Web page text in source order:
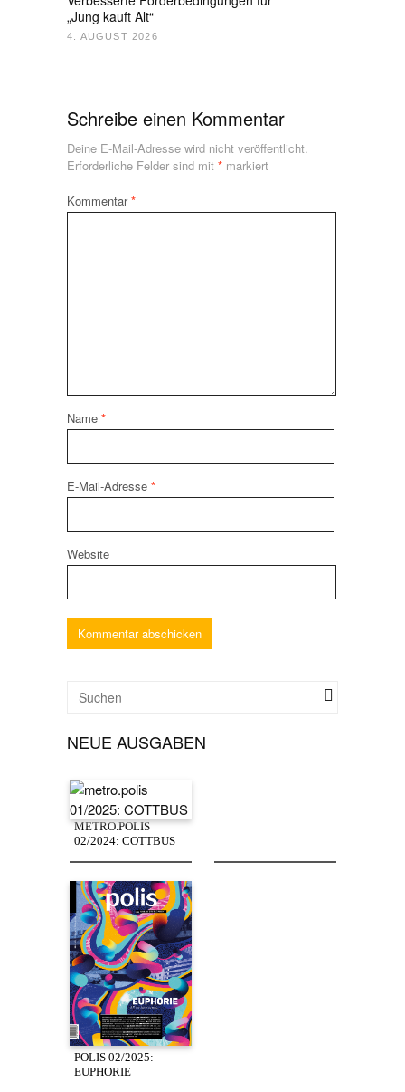
„Jung kauft Alt“
4. AUGUST 2026
Schreibe einen Kommentar
Deine E-Mail-Adresse wird nicht veröffentlicht.
Erforderliche Felder sind mit * markiert
Kommentar*
Name *
E-Mail-Adresse *
Website
NEUE AUSGABEN
METRO.POLIS
02/2024: COTTBUS
POLIS 02/2025:
EUPHORIE